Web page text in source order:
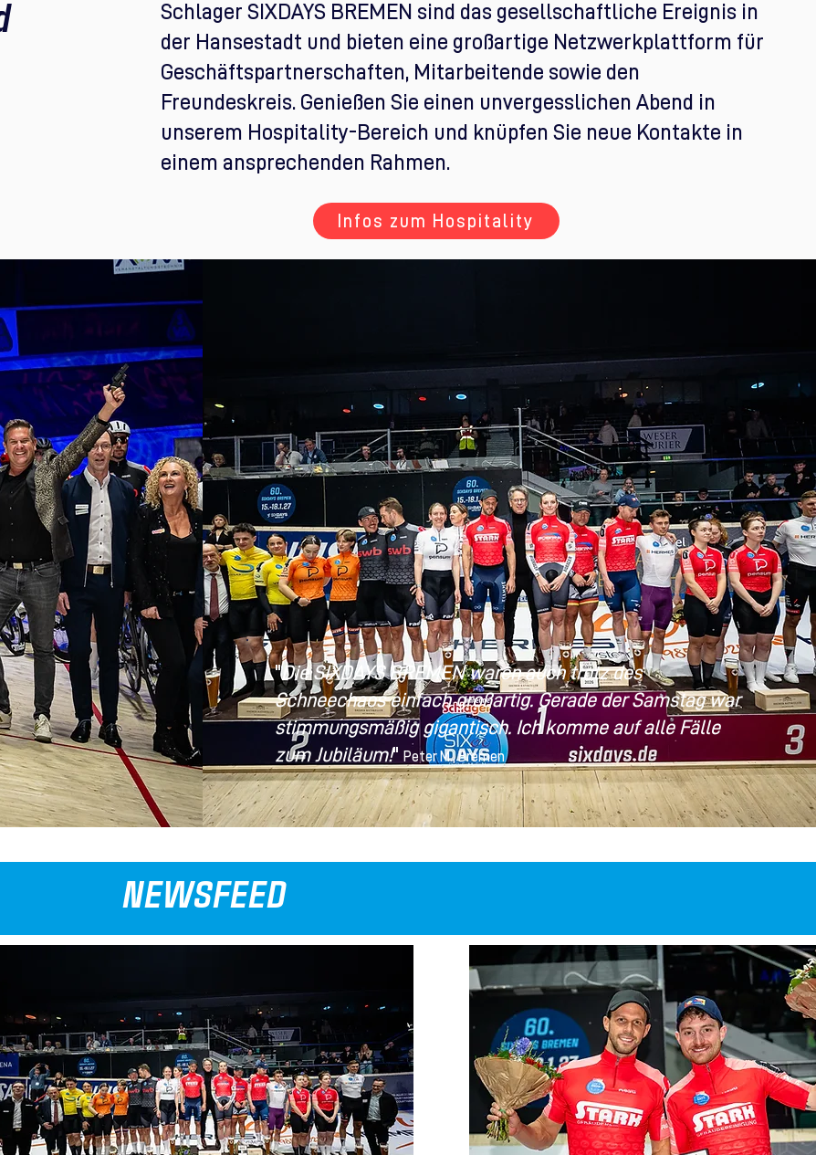
Schlager SIXDAYS BREMEN sind das gesellschaftliche Ereignis in
der Hansestadt und bieten eine großartige Netzwerkplattform für
Geschäftspartnerschaften, Mitarbeitende sowie den
Freundeskreis. Genießen Sie einen unvergesslichen Abend in
unserem Hospitality-Bereich und knüpfen Sie neue Kontakte in
einem ansprechenden Rahmen.
Infos zum Hospitality
"Die SIXDAYS BREMEN waren auch trotz des
Schneechaos einfach großartig. Gerade der Samstag war
stimmungsmäßig gigantisch. Ich komme auf alle Fälle
zum Jubiläum!" Peter M., Bremen
NEWSFEED